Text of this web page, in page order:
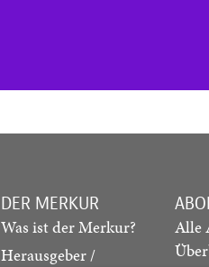
DER MERKUR
Was ist der Merkur?
Herausgeber /
Alle